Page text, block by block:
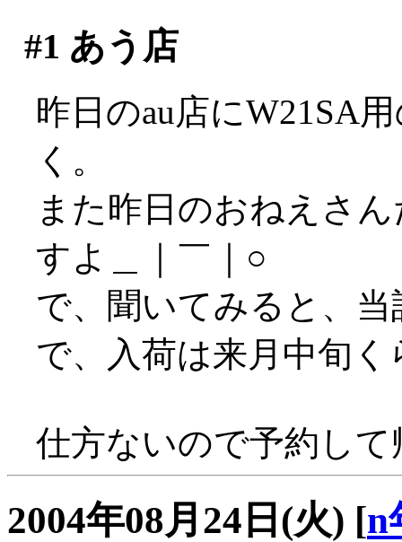
#1 あう店
昨日のau店にW21SA
く。
また昨日のおねえさ
すよ＿｜￣｜○
で、聞いてみると、
で、入荷は来月中旬
仕方ないので予約して
2004年08月24日(火) [n